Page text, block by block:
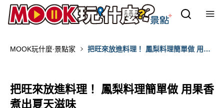
MOOK玩什麼‧景點家
把旺來放進料理！ 鳳梨料理簡單做 用果
把旺來放進料理！ 鳳梨料理簡單做 用果香
煮出夏天滋味